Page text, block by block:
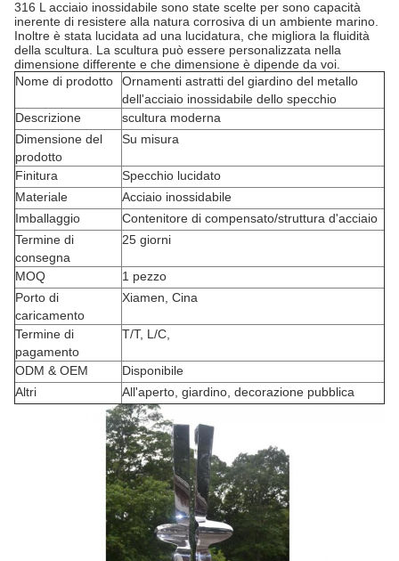
316 L acciaio inossidabile sono state scelte per sono capacità
inerente di resistere alla natura corrosiva di un ambiente marino.
Inoltre è stata lucidata ad una lucidatura, che migliora la fluidità
della scultura. La scultura può essere personalizzata nella
dimensione differente e che dimensione è dipende da voi.
Nome di prodotto
Ornamenti astratti del giardino del metallo
dell'acciaio inossidabile dello specchio
Descrizione
scultura moderna
Dimensione del
prodotto
Su misura
Finitura
Specchio lucidato
Materiale
Acciaio inossidabile
Imballaggio
Contenitore di compensato/struttura d'acciaio
Termine di
consegna
25 giorni
MOQ
1 pezzo
Porto di
caricamento
Xiamen, Cina
Termine di
pagamento
T/T, L/C,
ODM & OEM
Disponibile
Altri
All'aperto, giardino, decorazione pubblica